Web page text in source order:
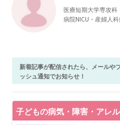
医療短期大学専攻
病院NICU・産婦人
程修了。その後、
経て、現在ベビー
修に携わる。
新着記事が配信されたら、メールや
ッシュ通知でお知らせ！
子どもの病気・障害・アレ